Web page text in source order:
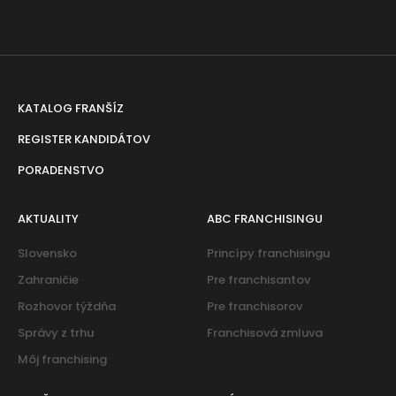
KATALOG FRANŠÍZ
REGISTER KANDIDÁTOV
PORADENSTVO
AKTUALITY
Slovensko
Zahraničie
Rozhovor týždňa
Správy z trhu
Môj franchising
ABC FRANCHISINGU
Princípy franchisingu
Pre franchisantov
Pre franchisorov
Franchisová zmluva